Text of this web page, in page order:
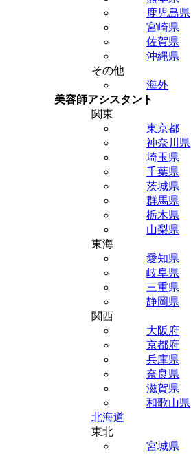
鹿児島県
宮崎県
佐賀県
沖縄県
その他
海外
美容師アシスタント
関東
東京都
神奈川県
埼玉県
千葉県
茨城県
群馬県
栃木県
山梨県
東海
愛知県
岐阜県
三重県
静岡県
関西
大阪府
京都府
兵庫県
奈良県
滋賀県
和歌山県
北海道
東北
宮城県